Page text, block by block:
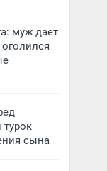
муж дает
сына